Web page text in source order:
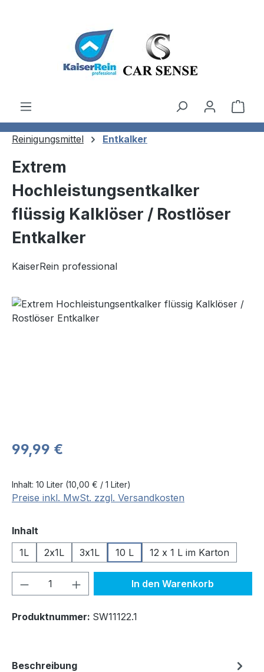
Reinigungsmittel Entkalker
Extrem
Hochleistungsentkalker
flüssig Kalklöser / Rostlöser
Entkalker
KaiserRein professional
Bildergalerie überspringen
Regulärer Preis:
99,99 €
Inhalt: 10 Liter (10,00 € / 1 Liter)
Preise inkl. MwSt. zzgl. Versandkosten
Inhalt
1L
2x1L 3x1L 10 L 12 x 1 L im Karton
Produkt Anzahl: Gib denIn den Warenkorb
Produktnummer: SW11122.1
Beschreibung